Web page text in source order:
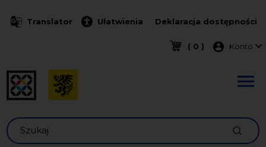
Translator Ułatwienia Deklaracja dostępności
( 0 ) Menu
Konto
Szukaj